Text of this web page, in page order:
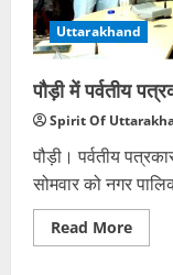
Uttarakhand
पौड़ी में पर्वतीय
Spirit Of
पौड़ी। पर्वतीय
सोमवार को नगर
Read MoreRead
more